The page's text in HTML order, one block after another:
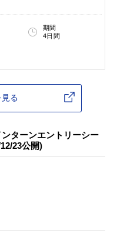
期間
4日間
る
ターンエントリーシー
23公開)